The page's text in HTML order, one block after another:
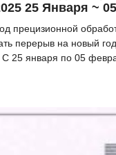
25 Января ~
прецизионной
перерыв на новый
25 января по 05